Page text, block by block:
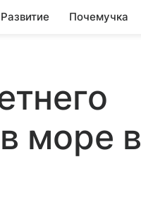
Развитие Почемучка
море в